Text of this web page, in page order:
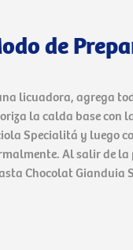
de
licuadora, agrega
la calda base con
Specialitá y luego
Al salir de
Chocolat Gianduia